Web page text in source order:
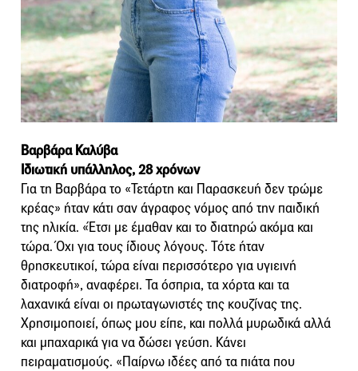
Βαρβάρα Καλύβα
Ιδιωτική υπάλληλος, 28 χρόνων
Για τη Βαρβάρα το «Τετάρτη και Παρασκευή δεν τρώμε
κρέας» ήταν κάτι σαν άγραφος νόμος από την παιδική
της ηλικία. «Έτσι με έμαθαν και το διατηρώ ακόμα και
τώρα. Όχι για τους ίδιους λόγους. Τότε ήταν
θρησκευτικοί, τώρα είναι περισσότερο για υγιεινή
διατροφή», αναφέρει. Τα όσπρια, τα χόρτα και τα
λαχανικά είναι οι πρωταγωνιστές της κουζίνας της.
Χρησιμοποιεί, όπως μου είπε, και πολλά μυρωδικά αλλά
και μπαχαρικά για να δώσει γεύση. Κάνει
πειραματισμούς. «Παίρνω ιδέες από τα πιάτα που